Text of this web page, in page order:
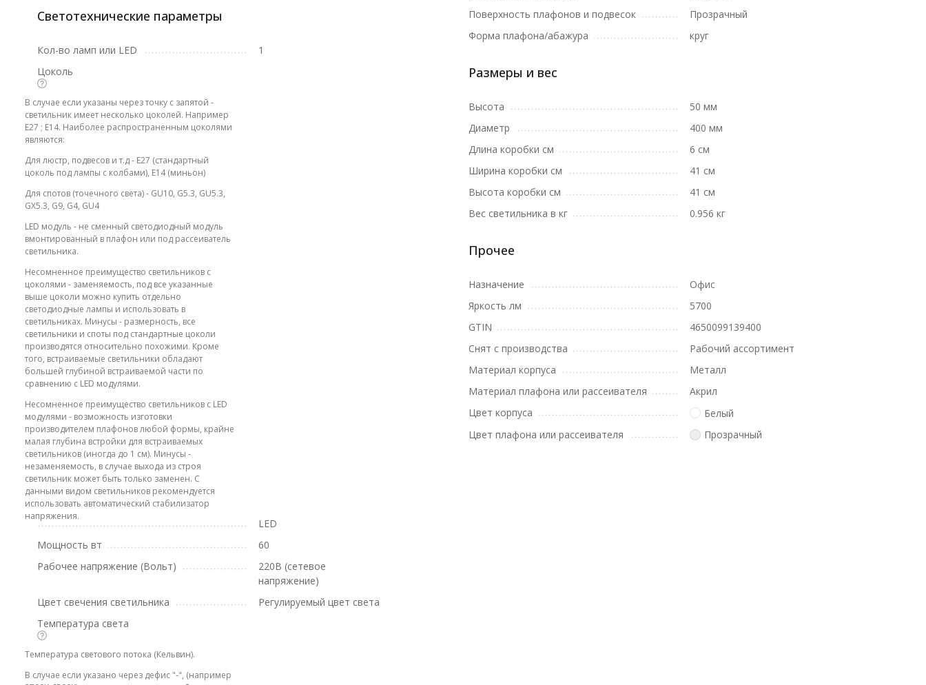
Светотехнические параметры
Кол-во ламп или LED
1
Цоколь
В случае если указаны через точку с запятой -
светильник имеет несколько цоколей. Например
E27 ; E14. Наиболее распространенным цоколями
являются:
Для люстр, подвесов и т.д - E27 (стандартный
цоколь под лампы с колбами), E14 (миньон)
Для спотов (точечного света) - GU10, G5.3, GU5.3,
GX5.3, G9, G4, GU4
LED модуль - не сменный светодиодный модуль
вмонтированный в плафон или под рассеиватель
светильника.
Несомненное преимущество светильников с
цоколями - заменяемость, под все указанные
выше цоколи можно купить отдельно
светодиодные лампы и использовать в
светильниках. Минусы - размерность, все
светильники и споты под стандартные цоколи
производятся относительно похожими. Кроме
того, встраиваемые светильники обладают
большей глубиной встраиваемой части по
сравнению с LED модулями.
Несомненное преимущество светильников с LED
модулями - возможность изготовки
производителем плафонов любой формы, крайне
малая глубина встройки для встраиваемых
светильников (иногда до 1 см). Минусы -
незаменяемость, в случае выхода из строя
светильник может быть только заменен. С
данными видом светильников рекомендуется
использовать автоматический стабилизатор
напряжения.
LED
Мощность вт
60
Рабочее напряжение (Вольт)
220В (сетевое
напряжение)
Цвет свечения светильника
Регулируемый цвет света
Температура света
Температура светового потока (Кельвин).
В случае если указано через дефис "-", (например
Поверхность плафонов и подвесок
Прозрачный
Форма плафона/абажура
круг
Размеры и вес
Высота
50 мм
Диаметр
400 мм
Длина коробки см
6 см
Ширина коробки см
41 см
Высота коробки см
41 см
Вес светильника в кг
0.956 кг
Прочее
Назначение
Офис
Яркость лм
5700
GTIN
4650099139400
Снят с производства
Рабочий ассортимент
Материал корпуса
Металл
Материал плафона или рассеивателя
Акрил
Цвет корпуса
Белый
Цвет плафона или рассеивателя
Прозрачный